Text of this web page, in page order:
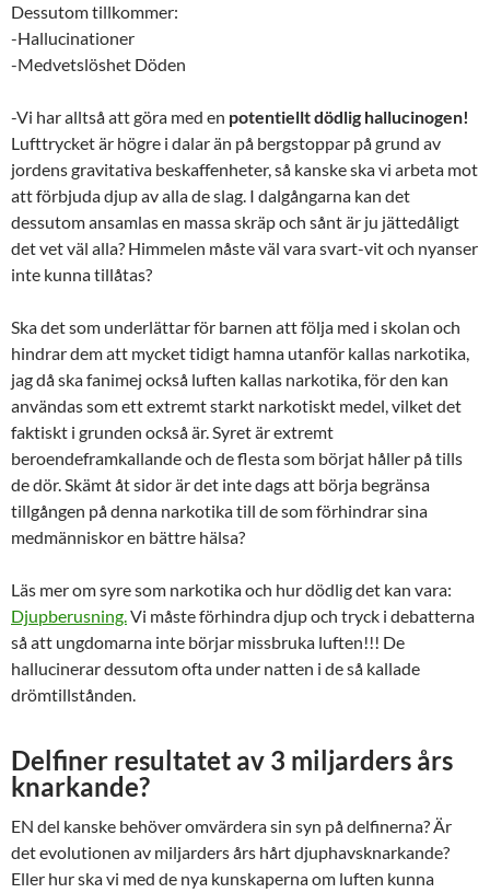
Dessutom tillkommer:
-Hallucinationer
-Medvetslöshet Döden
-Vi har alltså att göra med en potentiellt dödlig hallucinogen!
Lufttrycket är högre i dalar än på bergstoppar på grund av
jordens gravitativa beskaffenheter, så kanske ska vi arbeta mot
att förbjuda djup av alla de slag. I dalgångarna kan det
dessutom ansamlas en massa skräp och sånt är ju jättedåligt
det vet väl alla? Himmelen måste väl vara svart-vit och nyanser
inte kunna tillåtas?
Ska det som underlättar för barnen att följa med i skolan och
hindrar dem att mycket tidigt hamna utanför kallas narkotika,
jag då ska fanimej också luften kallas narkotika, för den kan
användas som ett extremt starkt narkotiskt medel, vilket det
faktiskt i grunden också är. Syret är extremt
beroendeframkallande och de flesta som börjat håller på tills
de dör. Skämt åt sidor är det inte dags att börja begränsa
tillgången på denna narkotika till de som förhindrar sina
medmänniskor en bättre hälsa?
Läs mer om syre som narkotika och hur dödlig det kan vara:
Djupberusning.Vi måste förhindra djup och tryck i debatterna
så att ungdomarna inte börjar missbruka luften!!! De
hallucinerar dessutom ofta under natten i de så kallade
drömtillstånden.
Delfiner resultatet av 3 miljarders års
knarkande?
EN del kanske behöver omvärdera sin syn på delfinerna? Är
det evolutionen av miljarders års hårt djuphavsknarkande?
Eller hur ska vi med de nya kunskaperna om luften kunna